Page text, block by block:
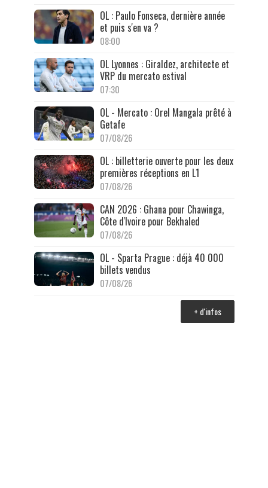
OL : Paulo Fonseca, dernière année
et puis s'en va ?
08:00
OL Lyonnes : Giraldez, architecte et
VRP du mercato estival
07:30
OL - Mercato : Orel Mangala prêté à
Getafe
07/08/26
OL : billetterie ouverte pour les deux
premières réceptions en L1
07/08/26
CAN 2026 : Ghana pour Chawinga,
Côte d'Ivoire pour Bekhaled
07/08/26
OL - Sparta Prague : déjà 40 000
billets vendus
07/08/26
+ d'infos